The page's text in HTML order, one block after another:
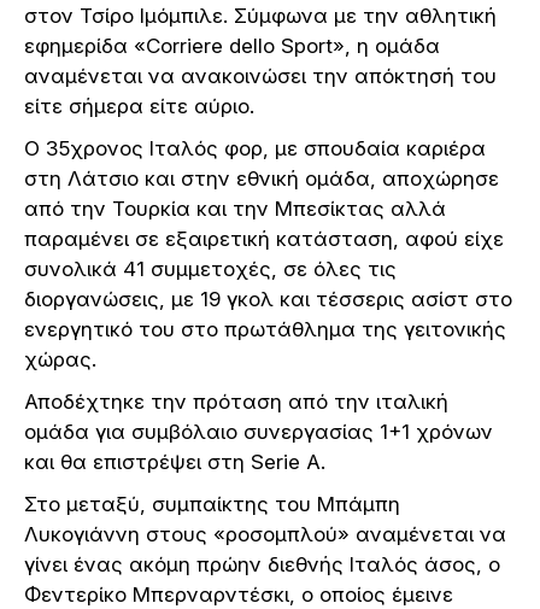
στον Τσίρο Ιμόμπιλε. Σύμφωνα με την αθλητική
εφημερίδα «Corriere dello Sport», η ομάδα
αναμένεται να ανακοινώσει την απόκτησή του
είτε σήμερα είτε αύριο.
Ο 35χρονος Ιταλός φορ, με σπουδαία καριέρα
στη Λάτσιο και στην εθνική ομάδα, αποχώρησε
από την Τουρκία και την Μπεσίκτας αλλά
παραμένει σε εξαιρετική κατάσταση, αφού είχε
συνολικά 41 συμμετοχές, σε όλες τις
διοργανώσεις, με 19 γκολ και τέσσερις ασίστ στο
ενεργητικό του στο πρωτάθλημα της γειτονικής
χώρας.
Αποδέχτηκε την πρόταση από την ιταλική
ομάδα για συμβόλαιο συνεργασίας 1+1 χρόνων
και θα επιστρέψει στη Serie A.
Στο μεταξύ, συμπαίκτης του Μπάμπη
Λυκογιάννη στους «ροσομπλού» αναμένεται να
γίνει ένας ακόμη πρώην διεθνής Ιταλός άσος, ο
Φεντερίκο Μπερναρντέσκι, ο οποίος έμεινε